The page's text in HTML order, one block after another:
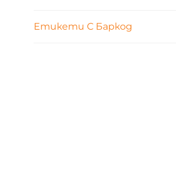
Етикети С Баркод